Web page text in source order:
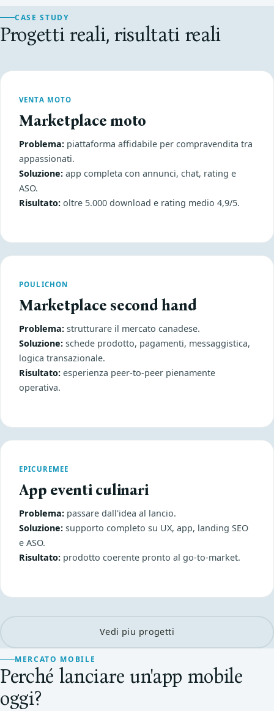
CASE STUDY
Progetti reali, risultati reali
VENTA MOTO
Marketplace moto
Problema: piattaforma affidabile per compravendita tra
appassionati.
Soluzione: app completa con annunci, chat, rating e
ASO.
Risultato: oltre 5.000 download e rating medio 4,9/5.
POULICHON
Marketplace second hand
Problema: strutturare il mercato canadese.
Soluzione: schede prodotto, pagamenti, messaggistica,
logica transazionale.
Risultato: esperienza peer-to-peer pienamente
operativa.
EPICUREMEE
App eventi culinari
Problema: passare dall'idea al lancio.
Soluzione: supporto completo su UX, app, landing SEO
e ASO.
Risultato: prodotto coerente pronto al go-to-market.
Vedi piu progetti
MERCATO MOBILE
Perché lanciare un'app mobile
oggi?